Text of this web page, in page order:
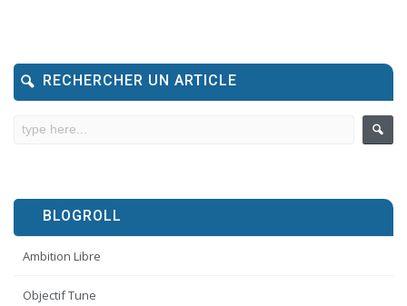
RECHERCHER UN ARTICLE
BLOGROLL
Ambition Libre
Objectif Tune